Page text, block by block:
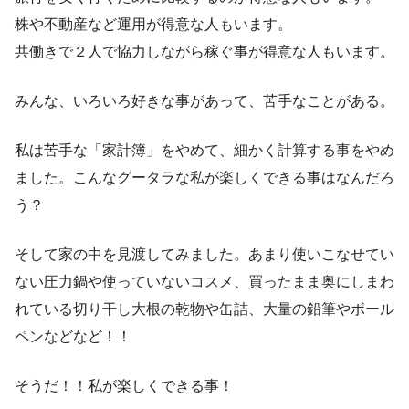
株や不動産など運用が得意な人もいます。
共働きで２人で協力しながら稼ぐ事が得意な人もいます。
みんな、いろいろ好きな事があって、苦手なことがある。
私は苦手な「家計簿」をやめて、細かく計算する事をやめ
ました。こんなグータラな私が楽しくできる事はなんだろ
う？
そして家の中を見渡してみました。あまり使いこなせてい
ない圧力鍋や使っていないコスメ、買ったまま奥にしまわ
れている切り干し大根の乾物や缶詰、大量の鉛筆やボール
ペンなどなど！！
そうだ！！私が楽しくできる事！